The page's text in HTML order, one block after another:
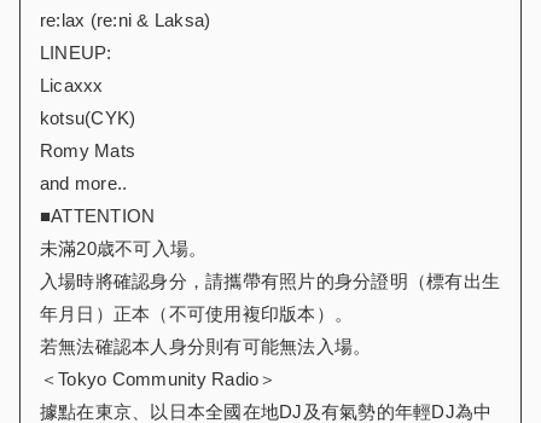
re:lax (re:ni & Laksa)
LINEUP:
Licaxxx
kotsu(CYK)
Romy Mats
and more..
■ATTENTION
未滿20歳不可入場。
入場時將確認身分，請攜帶有照片的身分證明（標有出生
年月日）正本（不可使用複印版本）。
若無法確認本人身分則有可能無法入場。
＜Tokyo Community Radio＞
據點在東京、以日本全國在地DJ及有氣勢的年輕DJ為中